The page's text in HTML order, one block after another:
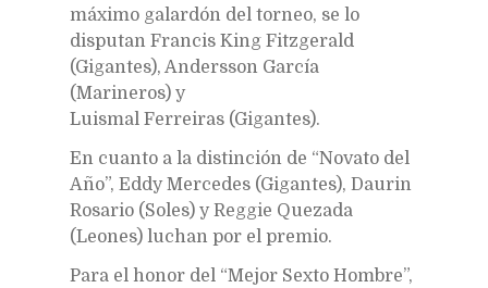
máximo galardón del torneo, se lo
disputan Francis King Fitzgerald
(Gigantes), Andersson García
(Marineros) y
Luismal Ferreiras (Gigantes).
En cuanto a la distinción de “Novato del
Año”, Eddy Mercedes (Gigantes), Daurin
Rosario (Soles) y Reggie Quezada
(Leones) luchan por el premio.
Para el honor del “Mejor Sexto Hombre”,